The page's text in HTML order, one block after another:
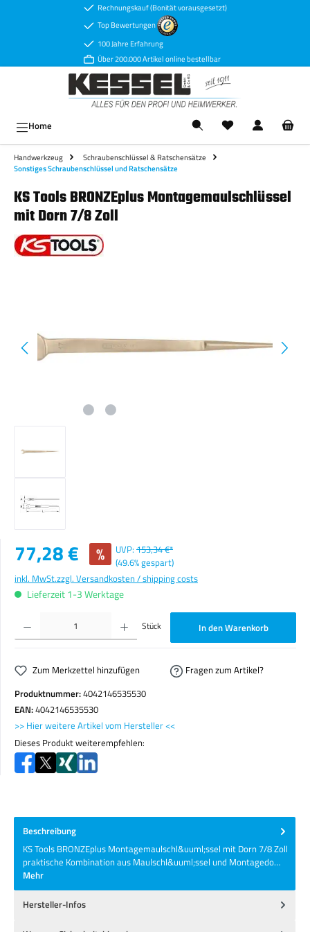
Zum Hauptinhalt springenRechnungskauf (Bonität vorausgesetzt)
Top Bewertungen
100 Jahre Erfahrung
Über 200.000 Artikel online bestellbar
Home
Handwerkzeug
Schraubenschlüssel & Ratschensätze
Sonstiges Schraubenschlüssel und Ratschensätze
KS Tools BRONZEplus Montagemaulschlüssel
mit Dorn 7/8 Zoll
Verkaufspreis:
77,28 € % UVP: 153,34 €*
(49.6% gespart)
inkl. MwSt.zzgl. Versandkosten / shipping costs
Lieferzeit 1-3 Werktage
Produkt Anzahl: Gib den gewünschten Wert ein oder benutze die Schaltflächen um die Anzahl zu
Stück In den Warenkorb
Zum Merkzettel hinzufügen
Fragen zum Artikel?
Produktnummer:4042146535530
EAN:4042146535530
>> Hier weitere Artikel vom Hersteller <<
Dieses Produkt weiterempfehlen:
Beschreibung
KS Tools BRONZEplus Montagemaulschl&uuml;ssel mit Dorn 7/8 Zoll
praktische Kombination aus Maulschl&uuml;ssel und Montagedo…
Mehr
Hersteller-Infos